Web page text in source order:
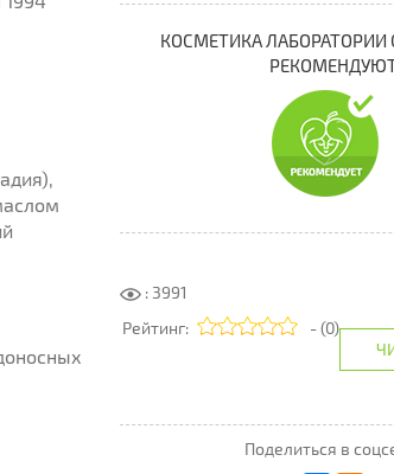
КОСМЕТИКА ЛАБОРАТОРИИ
: 3991
Рейтинг:
- (0)
Поделиться в